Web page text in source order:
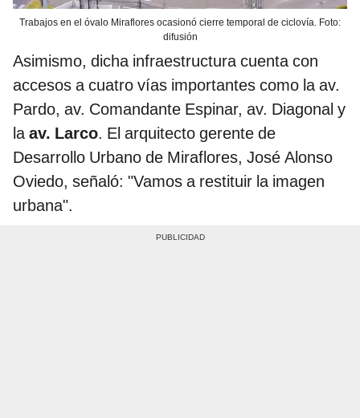
Trabajos en el óvalo Miraflores ocasionó cierre temporal de ciclovía. Foto:
difusión
Asimismo, dicha infraestructura cuenta con
accesos a cuatro vías importantes como la av.
Pardo, av. Comandante Espinar, av. Diagonal y
la av. Larco. El arquitecto gerente de
Desarrollo Urbano de Miraflores, José Alonso
Oviedo, señaló: "Vamos a restituir la imagen
urbana".